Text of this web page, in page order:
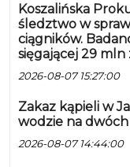
Koszalińska
śledztwo w
ciągników.
sięgającej 29 mln
2026-08-07 15:27:00
Zakaz kąpieli w
wodzie na
2026-08-07 14:44:00